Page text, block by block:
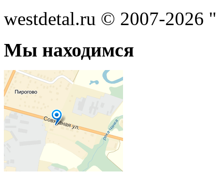
westdetal.ru © 2007-2026
Мы находимся